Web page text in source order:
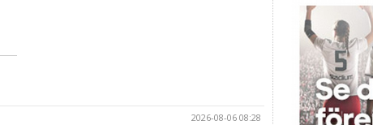
2026-08-06 08:28